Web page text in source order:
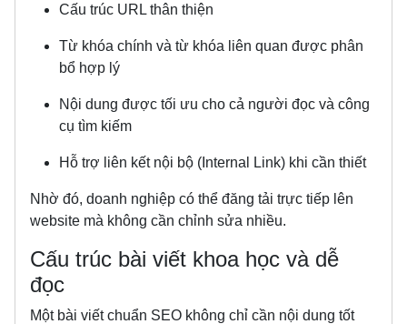
Cấu trúc URL thân thiện
Từ khóa chính và từ khóa liên quan được phân
bổ hợp lý
Nội dung được tối ưu cho cả người đọc và công
cụ tìm kiếm
Hỗ trợ liên kết nội bộ (Internal Link) khi cần thiết
Nhờ đó, doanh nghiệp có thể đăng tải trực tiếp lên
website mà không cần chỉnh sửa nhiều.
Cấu trúc bài viết khoa học và dễ
đọc
Một bài viết chuẩn SEO không chỉ cần nội dung tốt